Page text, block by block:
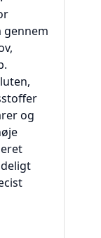
gennem
og